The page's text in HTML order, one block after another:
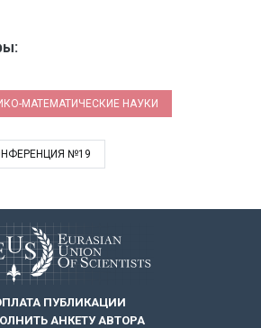
МАТЕМАТИЧЕСКИЕ НАУКИ
№19
ПУБЛИКАЦИИ
АНКЕТУ АВТОРА